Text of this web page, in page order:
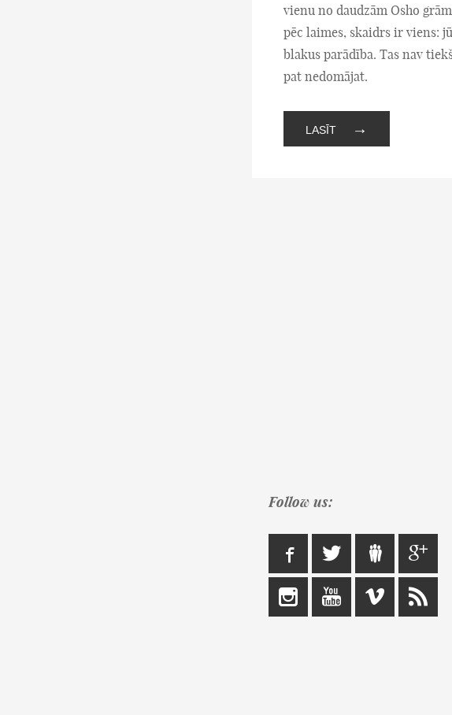
vienu no daudzām Osho
pēc laimes, skaidrs ir viens:
blakus parādība. Tas nav
pat nedomājat.
LASĪT →
Follow us: